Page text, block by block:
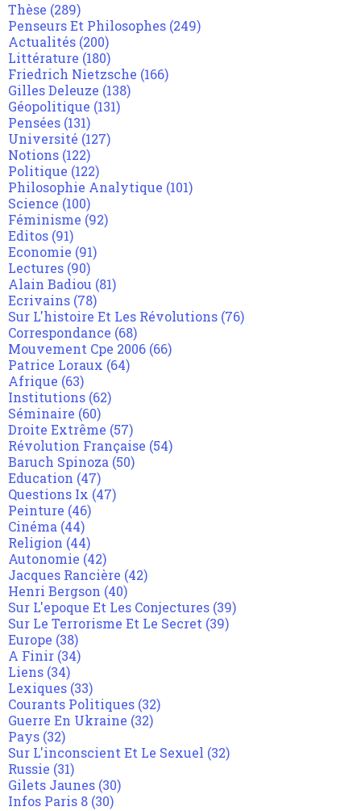
Thèse (289)
Penseurs Et Philosophes (249)
Actualités (200)
Littérature (180)
Friedrich Nietzsche (166)
Gilles Deleuze (138)
Géopolitique (131)
Pensées (131)
Université (127)
Notions (122)
Politique (122)
Philosophie Analytique (101)
Science (100)
Féminisme (92)
Editos (91)
Economie (91)
Lectures (90)
Alain Badiou (81)
Ecrivains (78)
Sur L'histoire Et Les Révolutions (76)
Correspondance (68)
Mouvement Cpe 2006 (66)
Patrice Loraux (64)
Afrique (63)
Institutions (62)
Séminaire (60)
Droite Extrême (57)
Révolution Française (54)
Baruch Spinoza (50)
Education (47)
Questions Ix (47)
Peinture (46)
Cinéma (44)
Religion (44)
Autonomie (42)
Jacques Rancière (42)
Henri Bergson (40)
Sur L'epoque Et Les Conjectures (39)
Sur Le Terrorisme Et Le Secret (39)
Europe (38)
A Finir (34)
Liens (34)
Lexiques (33)
Courants Politiques (32)
Guerre En Ukraine (32)
Pays (32)
Sur L'inconscient Et Le Sexuel (32)
Russie (31)
Gilets Jaunes (30)
Infos Paris 8 (30)